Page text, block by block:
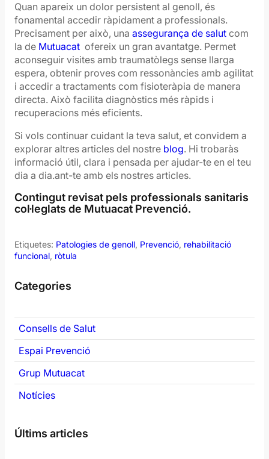
Quan apareix un dolor persistent al genoll, és
fonamental accedir ràpidament a professionals.
Precisament per això, una assegurança de salut com
la de Mutuacat ofereix un gran avantatge. Permet
aconseguir visites amb traumatòlegs sense llarga
espera, obtenir proves com ressonàncies amb agilitat
i accedir a tractaments com fisioteràpia de manera
directa. Això facilita diagnòstics més ràpids i
recuperacions més eficients.
Si vols continuar cuidant la teva salut, et convidem a
explorar altres articles del nostre blog. Hi trobaràs
informació útil, clara i pensada per ajudar-te en el teu
dia a dia.ant-te amb els nostres articles.
Contingut revisat pels professionals sanitaris
col·leglats de Mutuacat Prevenció.
Etiquetes: Patologies de genoll, Prevenció, rehabilitació
funcional, ròtula
Categories
Consells de Salut
Espai Prevenció
Grup Mutuacat
Notícies
Últims articles